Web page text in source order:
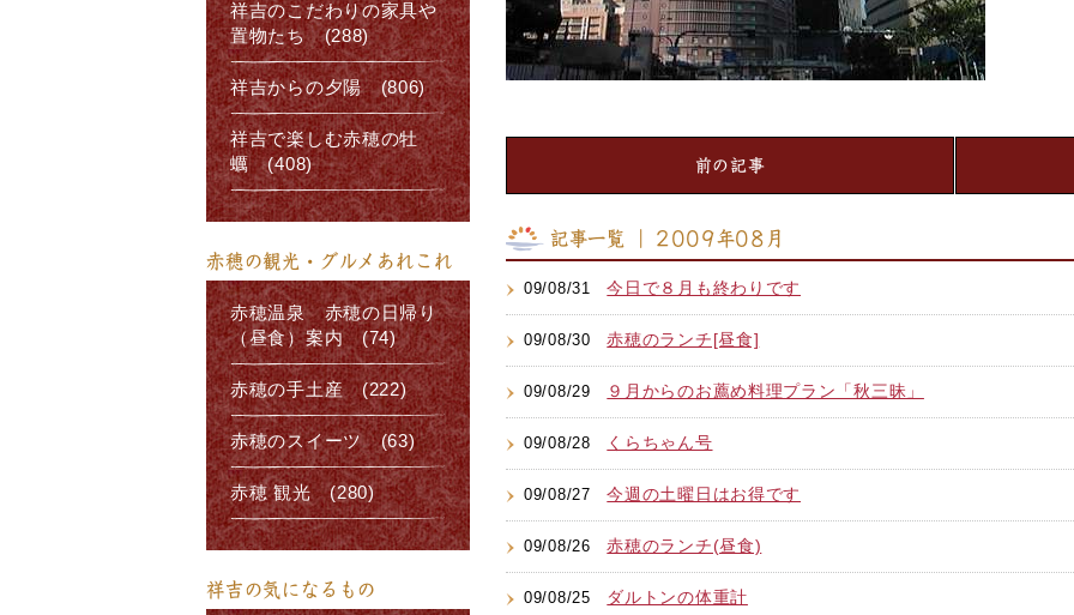
前の記事
記事一覧 ｜ 2009年08月
09/08/31今日で８月も終わりです
09/08/30赤穂のランチ[昼食]
09/08/29 ９月からのお薦め料理プラン「秋三昧」
09/08/28 くらちゃん号
09/08/27今週の土曜日はお得です
09/08/26赤穂のランチ(昼食)
09/08/25 ダルトンの体重計
祥吉のこだわりの家具や
置物たち (288)
祥吉からの夕陽 (806)
祥吉で楽しむ赤穂の牡
蠣 (408)
赤穂の観光・グルメあれこれ
赤穂温泉 赤穂の日帰り
（昼食）案内 (74)
赤穂の手土産 (222)
赤穂のスイーツ (63)
赤穂 観光 (280)
祥吉の気になるもの